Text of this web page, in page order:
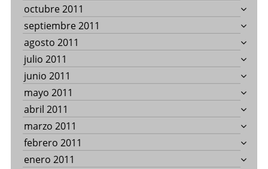
octubre 2011
septiembre 2011
agosto 2011
julio 2011
junio 2011
mayo 2011
abril 2011
marzo 2011
febrero 2011
enero 2011